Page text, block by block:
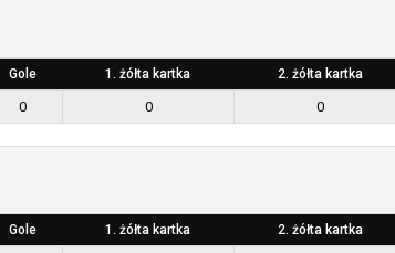
Gole 1. żółta kartka 2. żółta kartka
0 0 0
Gole 1. żółta kartka 2. żółta kartka